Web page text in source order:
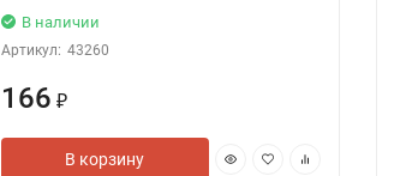
В наличии
Артикул: 43260
166 ₽
В корзину